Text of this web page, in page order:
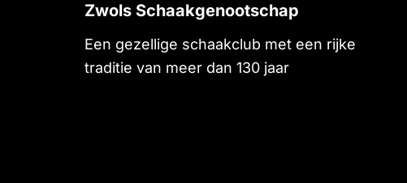
Zwols Schaakgenootschap
Een gezellige schaakclub met een rijke
traditie van meer dan 130 jaar